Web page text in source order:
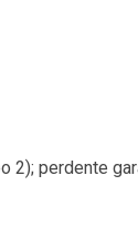
2); perdente